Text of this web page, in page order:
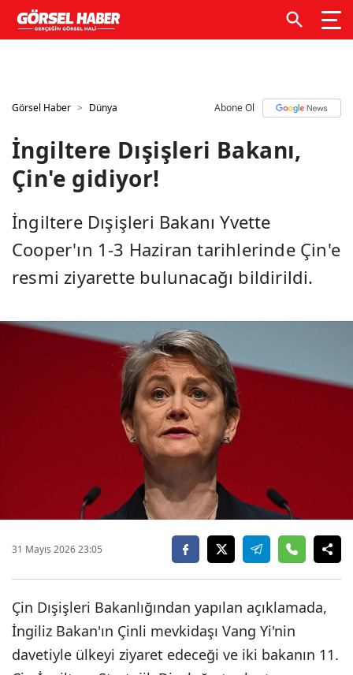
GTM kodunuzu buraya ekleyin
GTM kodunuzu buraya
ekleyin
Görsel Haber Dünya Abone Ol
İngiltere Dışişleri Bakanı,
Çin'e gidiyor!
İngiltere Dışişleri Bakanı Yvette
Cooper'ın 1-3 Haziran tarihlerinde Çin'e
resmi ziyarette bulunacağı bildirildi.
31 Mayıs 2026 23:05
Çin Dışişleri Bakanlığından yapılan açıklamada,
İngiliz Bakan'ın Çinli mevkidaşı Vang Yi'nin
davetiyle ülkeyi ziyaret edeceği ve iki bakanın 11.